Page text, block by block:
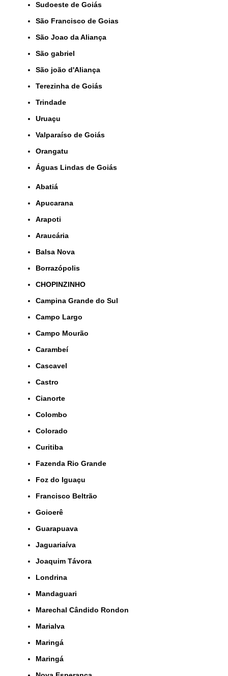
Sudoeste de Goiás
São Francisco de Goias
São Joao da Aliança
São gabriel
São joão d'Aliança
Terezinha de Goiás
Trindade
Uruaçu
Valparaíso de Goiás
orangatu
Águas Lindas de Goiás
Abatiá
Apucarana
Arapoti
Araucária
Balsa Nova
Borrazópolis
CHOPINZINHO
Campina Grande do Sul
Campo Largo
Campo Mourão
Carambeí
Cascavel
Castro
Cianorte
Colombo
Colorado
Curitiba
Fazenda Rio Grande
Foz do Iguaçu
Francisco Beltrão
Goioerê
Guarapuava
Jaguariaíva
Joaquim Távora
Londrina
Mandaguari
Marechal Cândido Rondon
Marialva
Maringá
Maringá